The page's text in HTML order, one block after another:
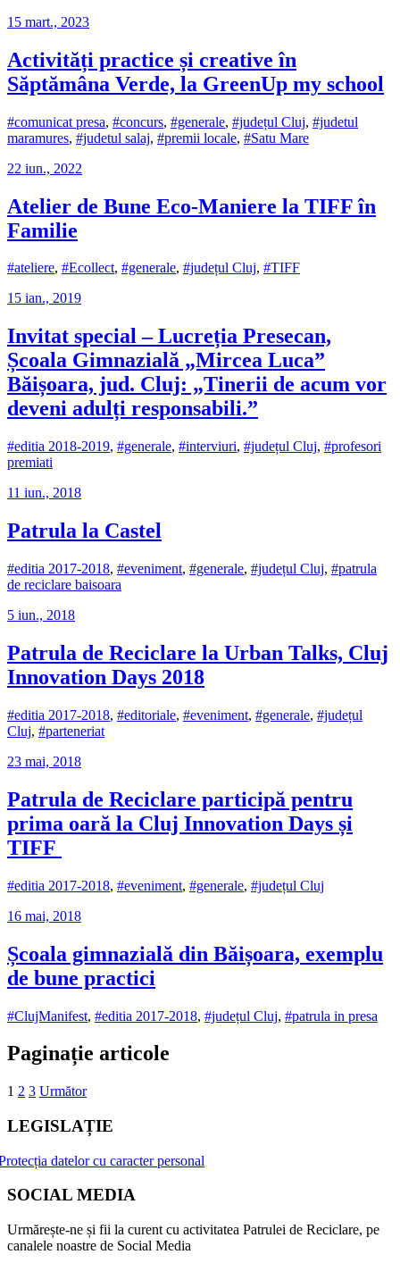
15 mart., 2023
Activități practice și creative în
Săptămâna Verde, la GreenUp my school
#comunicat presa, #concurs, #generale, #județul Cluj, #judetul
maramures, #judetul salaj, #premii locale, #Satu Mare
22 iun., 2022
Atelier de Bune Eco-Maniere la TIFF în
Familie
#ateliere, #Ecollect, #generale, #județul Cluj, #TIFF
15 ian., 2019
Invitat special – Lucreția Presecan,
Școala Gimnazială „Mircea Luca”
Băișoara, jud. Cluj: „Tinerii de acum vor
deveni adulți responsabili.”
#editia 2018-2019, #generale, #interviuri, #județul Cluj, #profesori
premiati
11 iun., 2018
Patrula la Castel
#editia 2017-2018, #eveniment, #generale, #județul Cluj, #patrula
de reciclare baisoara
5 iun., 2018
Patrula de Reciclare la Urban Talks, Cluj
Innovation Days 2018
#editia 2017-2018, #editoriale, #eveniment, #generale, #județul
Cluj, #parteneriat
23 mai, 2018
Patrula de Reciclare participă pentru
prima oară la Cluj Innovation Days și
TIFF
#editia 2017-2018, #eveniment, #generale, #județul Cluj
16 mai, 2018
Școala gimnazială din Băișoara, exemplu
de bune practici
#ClujManifest, #editia 2017-2018, #județul Cluj, #patrula in presa
Paginație articole
1 2 3 Următor
LEGISLAȚIE
datelor cu caracter personal
SOCIAL MEDIA
Urmărește-ne și fii la curent cu activitatea Patrulei de Reciclare, pe
canalele noastre de Social Media